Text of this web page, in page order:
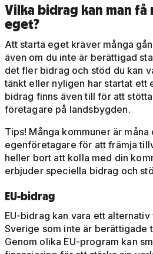
Vilka bidrag kan man få
eget?
Att starta eget kräver många
även om du inte är berättigad
det fler bidrag och stöd du kan
tänkt eller nyligen har startat ett
bidrag finns även till för att
företagare på landsbygden.
Tips! Många kommuner är måna
egenföretagare för att främja
heller bort att kolla med din
erbjuder speciella bidrag och
EU-bidrag
EU-bidrag kan vara ett
Sverige som inte är berättigade
Genom olika EU-program kan